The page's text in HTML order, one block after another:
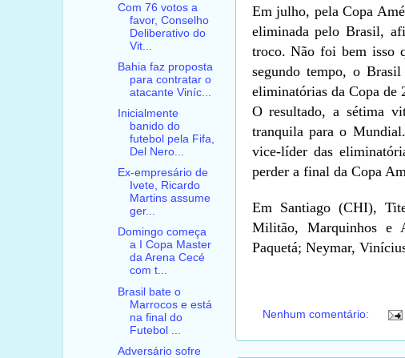
Em julho, pela Copa
eliminada pelo Brasil,
troco. Não foi bem isso
segundo tempo, o
eliminatórias da Copa de
O resultado, a sétima
tranquila para o
vice-líder das
perder a final da Copa
Em Santiago (CHI),
Militão, Marquinhos e
Paquetá; Neymar,
Nenhum comentário:
Com 76 votos a
favor, Conselho
Deliberativo do
Vit...
Bahia faz proposta
para contratar o
atacante Viníc...
Inicialmente
banido do
futebol pela Fifa,
Del Nero...
Ex-empresário de
Ivete, Ricardo
Martins assume
ger...
Domingo começa
a I Copa Master
da Arena Cecé
com t...
Brasil bate o
Marrocos e está
na final do
Futebol ...
Adversário sofre